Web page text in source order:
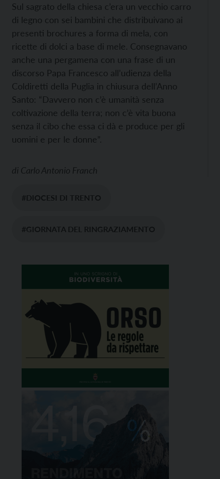
Sul sagrato della chiesa c’era un vecchio carro
di legno con sei bambini che distribuivano ai
presenti brochures a forma di mela, con
ricette di dolci a base di mele. Consegnavano
anche una pergamena con una frase di un
discorso Papa Francesco all’udienza della
Coldiretti della Puglia in chiusura dell’Anno
Santo: “Davvero non c’è umanità senza
coltivazione della terra; non c’è vita buona
senza il cibo che essa ci dà e produce per gli
uomini e per le donne”.
di Carlo Antonio Franch
#DIOCESI DI TRENTO
#GIORNATA DEL RINGRAZIAMENTO